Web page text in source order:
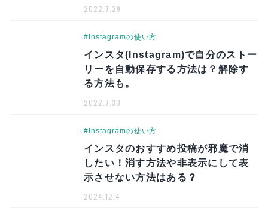
2022.7.29
#Instagramの使い方
インスタ(Instagram)で自分のストー
リーを自動保存する方法は？解除す
る方法も。
2022.7.30
#Instagramの使い方
インスタのおすすめ投稿が邪魔で消
したい！消す方法や非表示にして表
示させない方法はある？
2024.12.4